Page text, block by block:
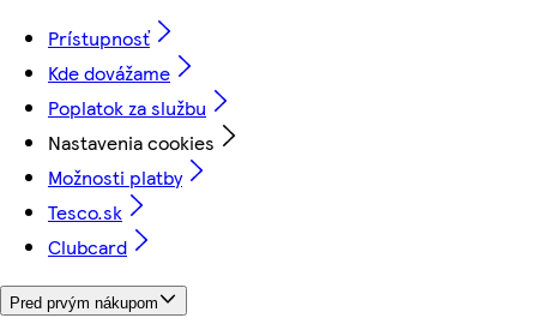
Prístupnosť
Kde dovážame
Poplatok za službu
Nastavenia cookies
Možnosti platby
Tesco.sk
Clubcard
Pred prvým nákupom